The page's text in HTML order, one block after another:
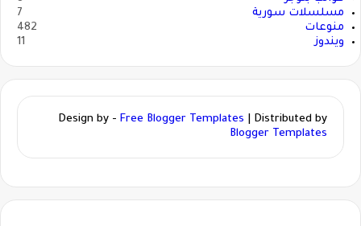
مسلسلات سورية
7
منوعات
482
ويندوز
11
Design by - Free Blogger Templates | Distributed by
Blogger Templates